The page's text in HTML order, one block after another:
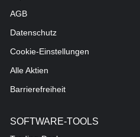
AGB
Datenschutz
Cookie-Einstellungen
Alle Aktien
Barrierefreiheit
SOFTWARE-TOOLS